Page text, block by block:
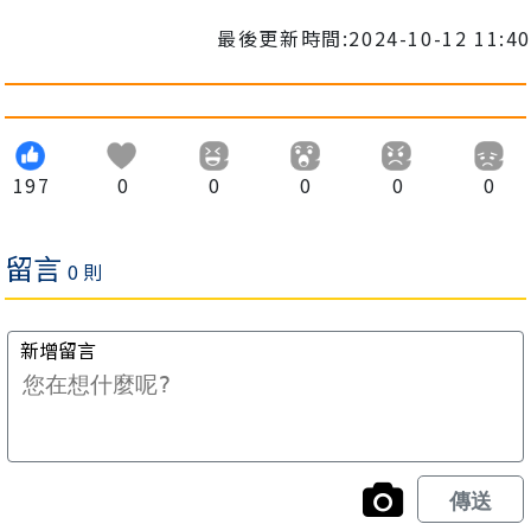
最後更新時間:2024-10-12 11:40
197 0 0 0 0 0